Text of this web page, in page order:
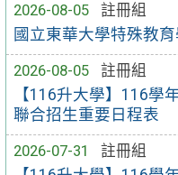
2026-08-05
註冊組
國立東華大學特殊教
2026-08-05
註冊組
【116升大學】116學
聯合招生重要日程表
2026-07-31
註冊組